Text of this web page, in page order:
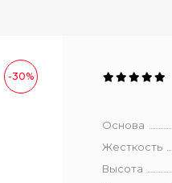
-30%
Основа
Жесткость
Высота